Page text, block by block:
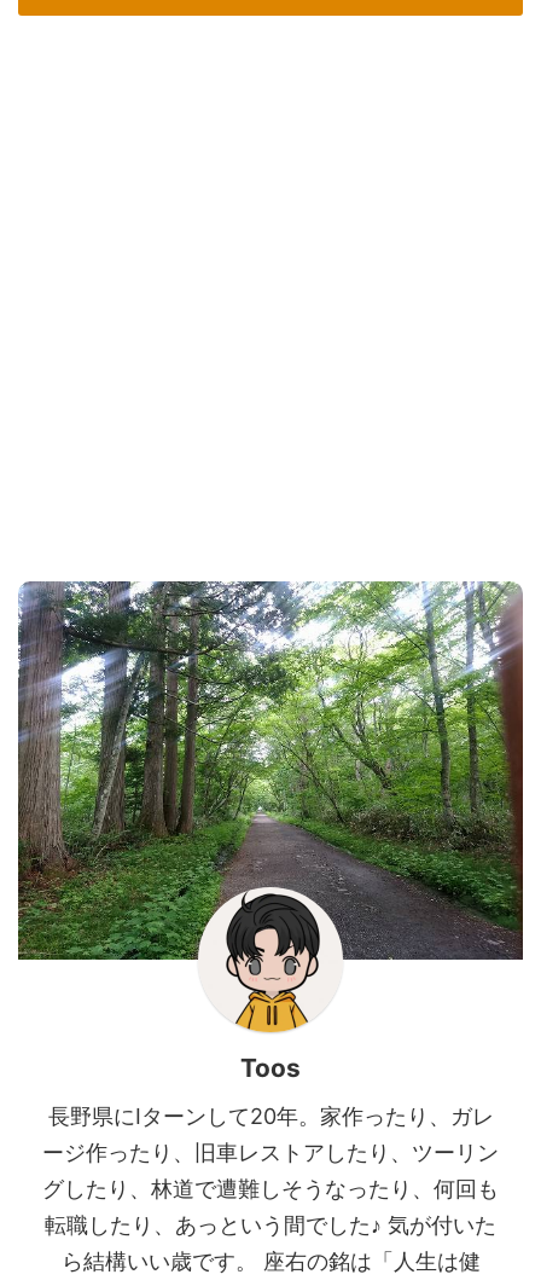
Toos
長野県にIターンして20年。家作ったり、ガレ
ージ作ったり、旧車レストアしたり、ツーリン
グしたり、林道で遭難しそうなったり、何回も
転職したり、あっという間でした♪ 気が付いた
ら結構いい歳です。 座右の銘は「人生は健